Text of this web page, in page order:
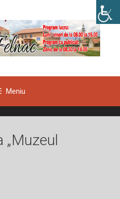
Meniu
„Muzeul